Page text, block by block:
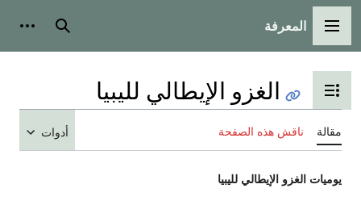
القائمة الرئيسية
المعرفة بحث
تبديل عرض جدول المحتويات
الغزو الإيطالي لليبيا
مقالة ناقش هذه الصفحة أدوات
يوميات الغزو الإيطالي لليبيا